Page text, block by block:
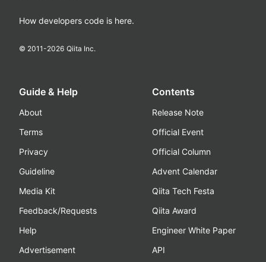
How developers code is here.
© 2011-2026 Qiita Inc.
Guide & Help
About
Terms
Privacy
Guideline
Media Kit
Feedback/Requests
Help
Advertisement
Contents
Release Note
Official Event
Official Column
Advent Calendar
Qiita Tech Festa
Qiita Award
Engineer White Paper
API